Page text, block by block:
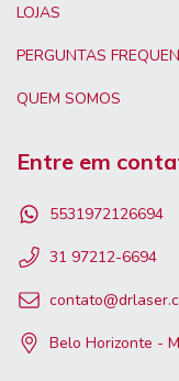
LOJAS
PERGUNTAS
QUEM SOMOS
Entre em
5531972126694
31 97212-6694
Belo Horizonte -